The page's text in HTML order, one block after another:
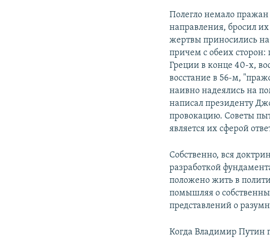
Полегло немало
направления, бросил
жертвы приносились на
причем с обеих
Греции в конце 40-х,
восстание в 56-м,
наивно надеялись на
написал президенту
провокацию. Советы
является их сферой
Собственно, вся
разработкой
положено жить в
помышляя о
представлений о
Когда Владимир Путин